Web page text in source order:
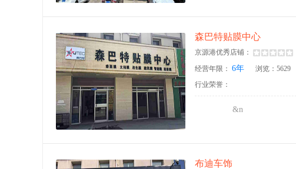
森巴特贴膜中心
京源港优秀店铺：
经营年限： 6年 浏览：5629
行业荣誉：
&n
布迪车饰